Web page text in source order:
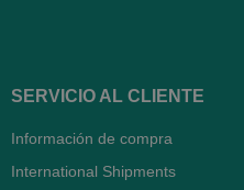
SERVICIO AL CLIENTE
Información de compra
International Shipments